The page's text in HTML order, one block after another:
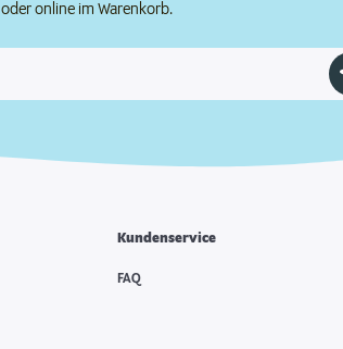
oder online im Warenkorb.
Kundenservice
FAQ